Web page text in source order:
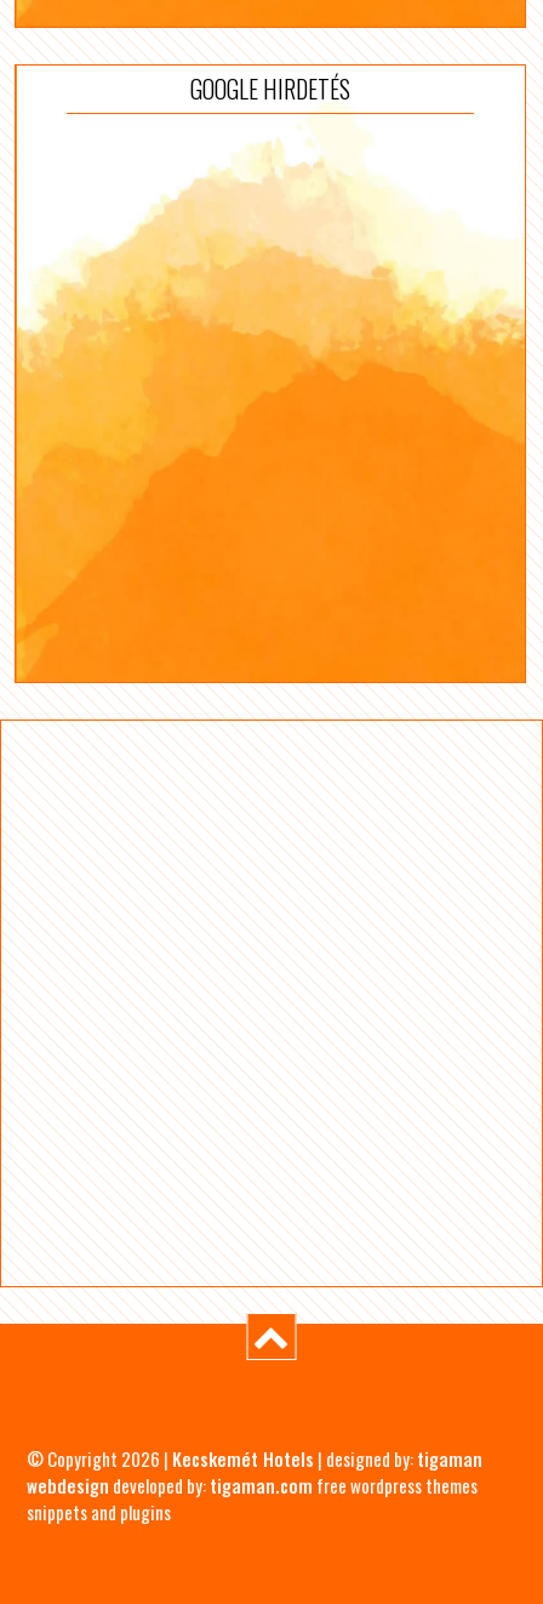
GOOGLE HIRDETÉS
© Copyright 2026 | Kecskemét Hotels | designed by:tigaman
webdesign developed by:tigaman.com free wordpress themes
snippets and plugins